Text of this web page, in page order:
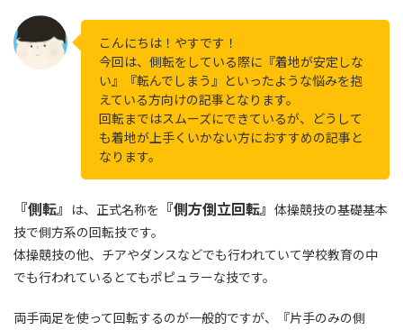
こんにちは！やすです！
今回は、側転をしている際に『着地が安定しな
い』『転んでしまう』といったような悩みを抱
えている方向けの記事となります。
回転まではスムーズにできているが、どうして
も着地が上手くいかない方におすすめの記事と
なります。
『側転』 は、正式名称を 『側方倒立回転』 体操競技の基礎基本
技で側方系の回転技です。
体操競技の他、チアやダンスなどでも行われていて学校教育の中
でも行われているとてもポピュラーな技です。
両手両足を使って回転するのが一般的ですが、『片手のみの側